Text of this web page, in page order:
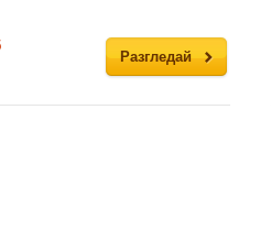
Разгледай